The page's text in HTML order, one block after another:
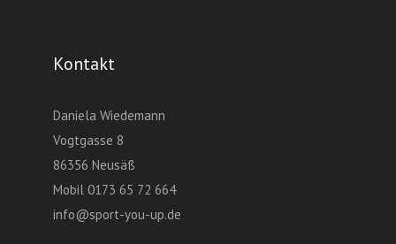
Kontakt
Daniela Wiedemann
Vogtgasse 8
86356 Neusäß
Mobil 0173 65 72 664
info@sport-you-up.de